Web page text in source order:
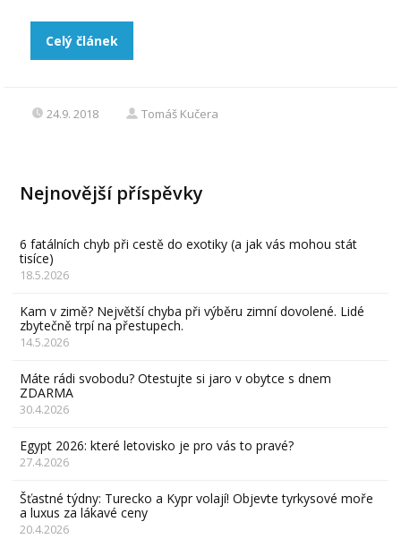
Celý článek
24.9. 2018 Tomáš Kučera
Nejnovější příspěvky
6 fatálních chyb při cestě do exotiky (a jak vás mohou stát
tisíce)
18.5.2026
Kam v zimě? Největší chyba při výběru zimní dovolené. Lidé
zbytečně trpí na přestupech.
14.5.2026
Máte rádi svobodu? Otestujte si jaro v obytce s dnem
ZDARMA
30.4.2026
Egypt 2026: které letovisko je pro vás to pravé?
27.4.2026
Šťastné týdny: Turecko a Kypr volají! Objevte tyrkysové moře
a luxus za lákavé ceny
20.4.2026